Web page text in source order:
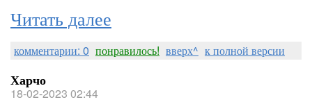
Читать далее
комментарии: 0 понравилось! вверх^ к полной версии
Харчо
18-02-2023 02:44